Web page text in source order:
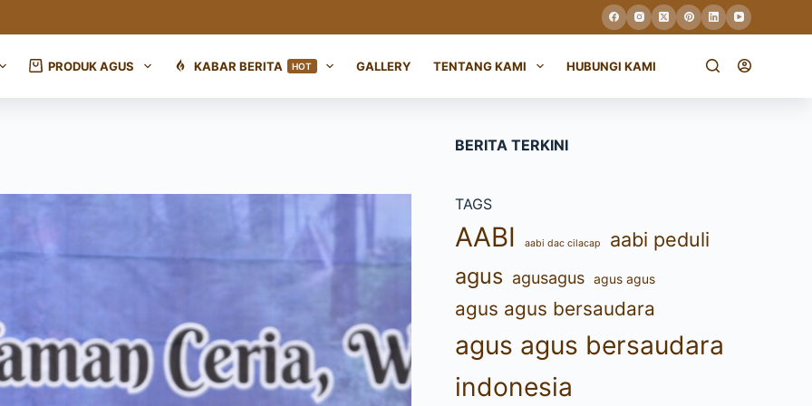
PRODUK AGUS KABAR BERITA HOT GALLERY TENTANG KAMI HUBUNGI KAMI
BERITA TERKINI
TAGS
AABI aabi dac cilacap aabi peduli
agus agusagus agus agus
agus agus bersaudara
agus agus bersaudara
indonesia